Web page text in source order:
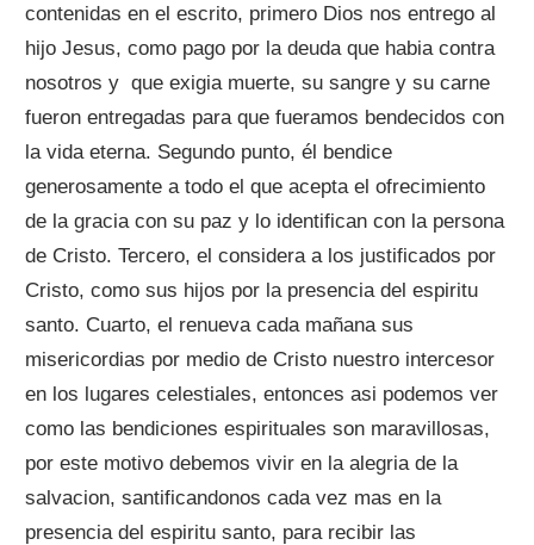
contenidas en el escrito, primero Dios nos entrego al
hijo Jesus, como pago por la deuda que habia contra
nosotros y que exigia muerte, su sangre y su carne
fueron entregadas para que fueramos bendecidos con
la vida eterna. Segundo punto, él bendice
generosamente a todo el que acepta el ofrecimiento
de la gracia con su paz y lo identifican con la persona
de Cristo. Tercero, el considera a los justificados por
Cristo, como sus hijos por la presencia del espiritu
santo. Cuarto, el renueva cada mañana sus
misericordias por medio de Cristo nuestro intercesor
en los lugares celestiales, entonces asi podemos ver
como las bendiciones espirituales son maravillosas,
por este motivo debemos vivir en la alegria de la
salvacion, santificandonos cada vez mas en la
presencia del espiritu santo, para recibir las